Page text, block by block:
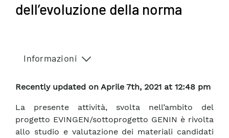
dell’evoluzione della norma
Informazioni
Recently updated on Aprile 7th, 2021 at 12:48 pm
La presente attività, svolta nell’ambito del
progetto EVINGEN/sottoprogetto GENIN è rivolta
allo studio e valutazione dei materiali candidati